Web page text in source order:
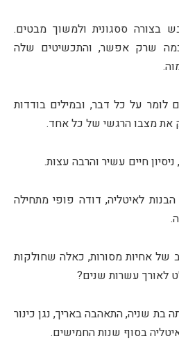
בצורה ססגונית ולמשוך מבטים.
שרק אפשר, והתכשיטים שלה
על כל דבר, ובמילים בודדות
את מצבו הרגשי של כל אחד.
חיים עשיר והרבה עצות.
לאיטליה, דודה פופי מתחילה
של אחיות מסורות, כאלה שחולקות
לאורך עשרות שנים?
בת שניה, התאהבה באריך, נגן כינור
בסוף שנות החמישים.